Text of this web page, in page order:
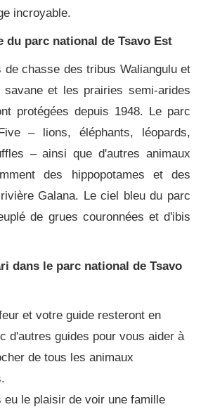
incroyable.
du parc national de Tsavo Est
de chasse des tribus Waliangulu et
savane et les prairies semi-arides
protégées depuis 1948. Le parc
– lions, éléphants, léopards,
– ainsi que d'autres animaux
des hippopotames et des
Galana. Le ciel bleu du parc
de grues couronnées et d'ibis
dans le parc national de Tsavo
et votre guide resteront en
d'autres guides pour vous aider à
de tous les animaux
eu le plaisir de voir une famille